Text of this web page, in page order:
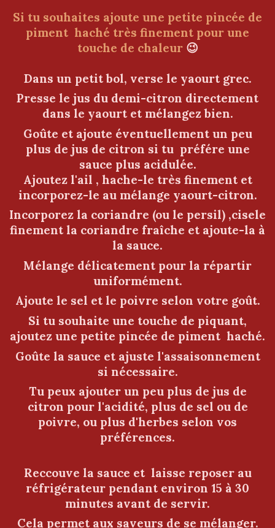
Si tu souhaites ajoute une petite pincée de
piment haché très finement pour une
touche de chaleur😉
Dans un petit bol, verse le yaourt grec.
Presse le jus du demi-citron directement
dans le yaourt et mélangez bien.
Goûte et ajoute éventuellement un peu
plus de jus de citron si tu préfére une
sauce plus acidulée.
Ajoutez l'ail , hache-le très finement et
incorporez-le au mélange yaourt-citron.
Incorporez la coriandre (ou le persil) ,cisele
finement la coriandre fraîche et ajoute-la à
la sauce.
Mélange délicatement pour la répartir
uniformément.
Ajoute le sel et le poivre selon votre goût.
Si tu souhaite une touche de piquant,
ajoutez une petite pincée de piment haché.
Goûte la sauce et ajuste l'assaisonnement
si nécessaire.
Tu peux ajouter un peu plus de jus de
citron pour l'acidité, plus de sel ou de
poivre, ou plus d'herbes selon vos
préférences.
Reccouve la sauce et laisse reposer au
réfrigérateur pendant environ 15 à 30
minutes avant de servir.
Cela permet aux saveurs de se mélanger.